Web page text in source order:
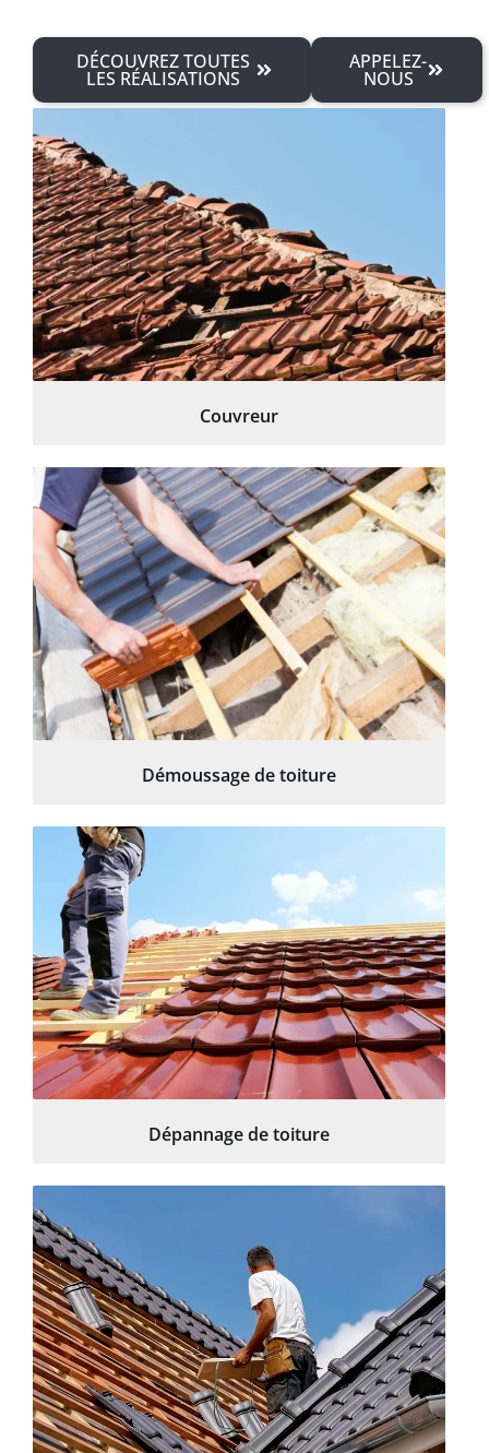
DÉCOUVREZ TOUTES
LES RÉALISATIONS
APPELEZ-
NOUS
Couvreur
Démoussage de toiture
Dépannage de toiture